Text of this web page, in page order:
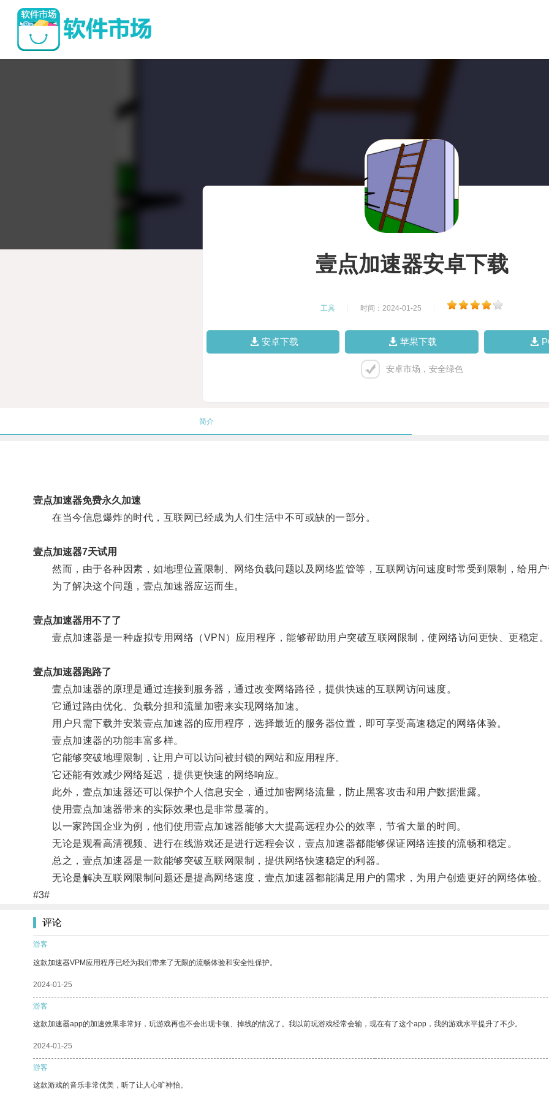
壹点加速器安卓下载
工具 时间：2024-01-25
安卓下载 苹果下载
安卓市场，安全绿色
简介
壹点加速器免费永久加速
在当今信息爆炸的时代，互联网已经成为人们生活中不可或缺的一部分。
壹点加速器7天试用
然而，由于各种因素，如地理位置限制、网络负载问题以及网络监管等，互联网访问速度时常受到限制，给用户
为了解决这个问题，壹点加速器应运而生。
壹点加速器用不了了
壹点加速器是一种虚拟专用网络（VPN）应用程序，能够帮助用户突破互联网限制，使网络访问更快、更稳定。
壹点加速器跑路了
壹点加速器的原理是通过连接到服务器，通过改变网络路径，提供快速的互联网访问速度。
它通过路由优化、负载分担和流量加密来实现网络加速。
用户只需下载并安装壹点加速器的应用程序，选择最近的服务器位置，即可享受高速稳定的网络体验。
壹点加速器的功能丰富多样。
它能够突破地理限制，让用户可以访问被封锁的网站和应用程序。
它还能有效减少网络延迟，提供更快速的网络响应。
此外，壹点加速器还可以保护个人信息安全，通过加密网络流量，防止黑客攻击和用户数据泄露。
使用壹点加速器带来的实际效果也是非常显著的。
以一家跨国企业为例，他们使用壹点加速器能够大大提高远程办公的效率，节省大量的时间。
无论是观看高清视频、进行在线游戏还是进行远程会议，壹点加速器都能够保证网络连接的流畅和稳定。
总之，壹点加速器是一款能够突破互联网限制，提供网络快速稳定的利器。
无论是解决互联网限制问题还是提高网络速度，壹点加速器都能满足用户的需求，为用户创造更好的网络体验。
#3#
评论
游客
这款加速器VPM应用程序已经为我们带来了无限的流畅体验和安全性保护。
2024-01-25
游客
这款加速器app的加速效果非常好，玩游戏再也不会出现卡顿、掉线的情况了。我以前玩游戏经常会输，现在有了这个app，我的游戏水平提升了不少。
2024-01-25
游客
这款游戏的音乐非常优美，听了让人心旷神怡。